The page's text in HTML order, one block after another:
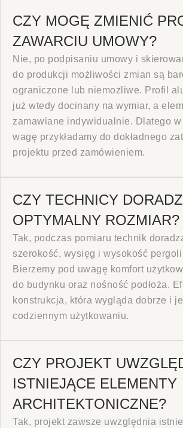
CZY MOGĘ ZMIENIĆ
ZAWARCIU UMOWY?
Nie, po podpisaniu umowy i
do produkcji możliwości zmian są
ograniczone lub niemożliwe. Profil
już wtedy docinany na wymiar, a
zamawiane indywidualnie. Dlatego w
wagę przykładamy do dokładnego
projektu przed zamówieniem.
CZY TECHNICY
OPTYMALNY ROZMIAR?
Tak, podczas pomiaru technik
szerokość, wysięg i wysokość
Bierzemy pod uwagę komfort
do budynku oraz nośność podłoża.
konstrukcja, która wygląda dobrze i
codziennym użytkowaniu.
CZY PROJEKT
ISTNIEJĄCE ELEMENTY
ARCHITEKTONICZNE?
Tak, projekt zawsze uwzględnia